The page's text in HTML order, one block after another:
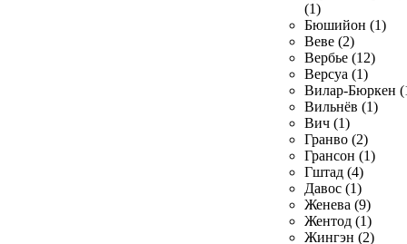
(1)
Бюшийон (1)
Веве (2)
Вербье (12)
Версуа (1)
Вилар-Бюркен
Вильнёв (1)
Вич (1)
Гранво (2)
Грансон (1)
Гштад (4)
Давос (1)
Женева (9)
Жентод (1)
Жингэн (2)